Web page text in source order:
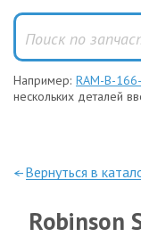
Например: RAM-B-
нескольких деталей
—Вернуться в
Robinson